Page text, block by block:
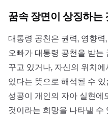
꿈속 장면이 상징하는
대통령 공천은 권력, 영향
오빠가 대통령 공천을 받는
꾸고 있거나, 자신의 위치
있다는 뜻으로 해석될 수
성공이 개인의 자아 실현에
것이라는 희망을 나타낼 수